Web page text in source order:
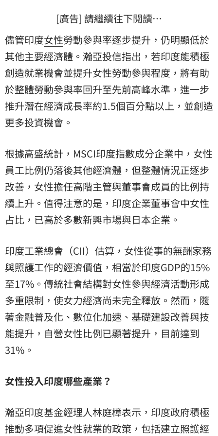
[廣告] 請繼續往下閱讀…
儘管印度女性勞動參與率逐步提升，仍明顯低於
其他主要經濟體。瀚亞投信指出，若印度能積極
創造就業機會並提升女性勞動參與程度，將有助
於整體勞動參與率回升至先前高峰水準，進一步
推升潛在經濟成長率約1.5個百分點以上，並創造
更多投資機會。
根據高盛統計，MSCI印度指數成分企業中，女性
員工比例仍落後其他經濟體，但整體情況正逐步
改善，女性擔任高階主管與董事會成員的比例持
續上升。值得注意的是，印度企業董事會中女性
占比，已高於多數新興市場與日本企業。
印度工業總會（CII）估算，女性從事的無酬家務
與照護工作的經濟價值，相當於印度GDP的15%
至17%。傳統社會結構對女性參與經濟活動形成
多重限制，使女力經濟尚未完全釋放。然而，隨
著金融普及化、數位化加速、基礎建設改善與技
能提升，自營女性比例已顯著提升，目前達到
31%。
女性投入印度哪些產業？
瀚亞印度基金經理人林庭樟表示，印度政府積極
推動多項促進女性就業的政策，包括建立照護經